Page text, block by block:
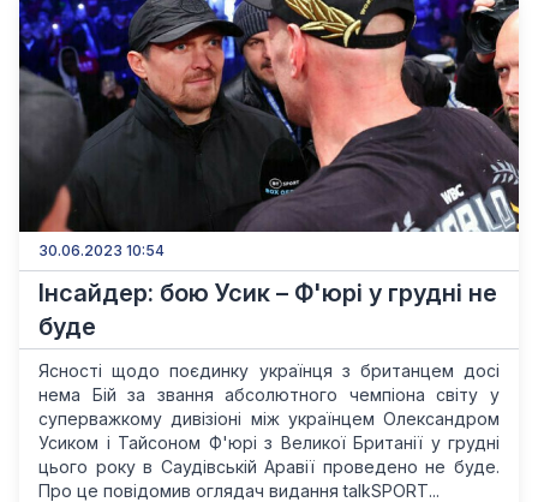
30.06.2023 10:54
Інсайдер: бою Усик – Ф'юрі у грудні не
буде
Ясності щодо поєдинку українця з британцем досі
нема Бій за звання абсолютного чемпіона світу у
суперважкому дивізіоні між українцем Олександром
Усиком і Тайсоном Ф'юрі з Великої Британії у грудні
цього року в Саудівській Аравії проведено не буде.
Про це повідомив оглядач видання talkSPORT...